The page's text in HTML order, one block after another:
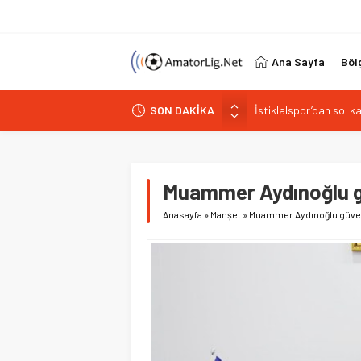
Ana Sayfa
SON DAKİKA
İstiklalspor’dan sol
Paşabahçespor’da
Kuzeyin Kaplanları
Muammer Aydınoğlu
Anasayfa » Manşet » Muammer Aydınoğlu